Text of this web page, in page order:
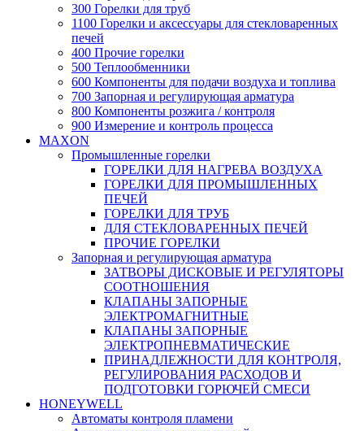
300 Горелки для труб
1100 Горелки и аксессуары для стекловаренных
печей
400 Прочие горелки
500 Теплообменники
600 Компоненты для подачи воздуха и топлива
700 Запорная и регулирующая арматура
800 Компоненты розжига / контроля
900 Измерение и контроль процесса
MAXON
Промышленные горелки
ГОРЕЛКИ ДЛЯ НАГРЕВА ВОЗДУХА
ГОРЕЛКИ ДЛЯ ПРОМЫШЛЕННЫХ
ПЕЧЕЙ
ГОРЕЛКИ ДЛЯ ТРУБ
ДЛЯ СТЕКЛОВАРЕННЫХ ПЕЧЕЙ
ПРОЧИЕ ГОРЕЛКИ
Запорная и регулирующая арматура
ЗАТВОРЫ ДИСКОВЫЕ И РЕГУЛЯТОРЫ
СООТНОШЕНИЯ
КЛАПАНЫ ЗАПОРНЫЕ
ЭЛЕКТРОМАГНИТНЫЕ
КЛАПАНЫ ЗАПОРНЫЕ
ЭЛЕКТРОПНЕВМАТИЧЕСКИЕ
ПРИНАДЛЕЖНОСТИ ДЛЯ КОНТРОЛЯ,
РЕГУЛИРОВАНИЯ РАСХОДОВ И
ПОДГОТОВКИ ГОРЮЧЕЙ СМЕСИ
HONEYWELL
Автоматы контроля пламени